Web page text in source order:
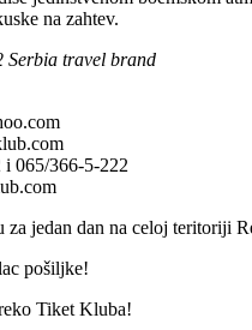
na zahtev.
Serbia travel brand
065/366-5-222
jedan dan na celoj teritoriji
pošiljke!
Tiket Kluba!